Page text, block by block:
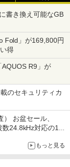
書き換え可能なGB
Fold」が169,800円
得
R9」が
のセキュリティカ
お盆セール、
24.8kHz対応の17
もっと見る